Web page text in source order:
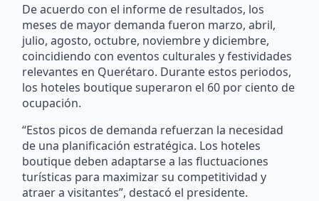
De acuerdo con el informe de resultados, los
meses de mayor demanda fueron marzo, abril,
julio, agosto, octubre, noviembre y diciembre,
coincidiendo con eventos culturales y festividades
relevantes en Querétaro. Durante estos periodos,
los hoteles boutique superaron el 60 por ciento de
ocupación.
“Estos picos de demanda refuerzan la necesidad
de una planificación estratégica. Los hoteles
boutique deben adaptarse a las fluctuaciones
turísticas para maximizar su competitividad y
atraer a visitantes”, destacó el presidente.